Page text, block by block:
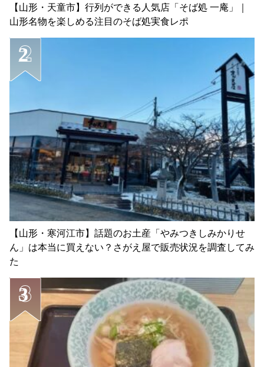
【山形・天童市】行列ができる人気店「そば処 一庵」｜
山形名物を楽しめる注目のそば処実食レポ
【山形・寒河江市】話題のお土産「やみつきしみかりせ
ん」は本当に買えない？さがえ屋で販売状況を調査してみ
た